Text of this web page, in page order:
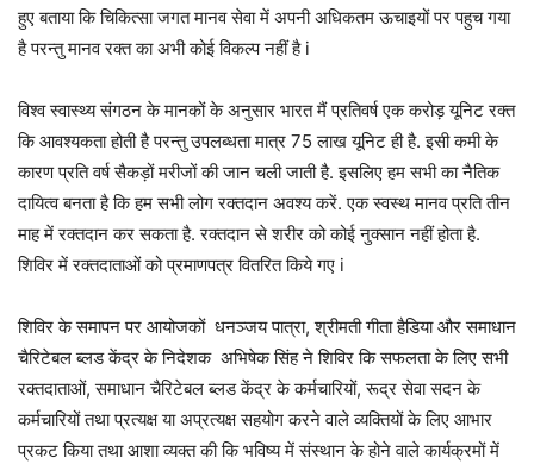
हुए बताया कि चिकित्सा जगत मानव सेवा में अपनी अधिकतम ऊचाइयों पर पहुच गया
है परन्तु मानव रक्त का अभी कोई विकल्प नहीं है i
विश्व स्वास्थ्य संगठन के मानकों के अनुसार भारत मैं प्रतिवर्ष एक करोड़ यूनिट रक्त
कि आवश्यकता होती है परन्तु उपलब्धता मात्र 75 लाख यूनिट ही है. इसी कमी के
कारण प्रति वर्ष सैकड़ों मरीजों की जान चली जाती है. इसलिए हम सभी का नैतिक
दायित्व बनता है कि हम सभी लोग रक्तदान अवश्य करें. एक स्वस्थ मानव प्रति तीन
माह में रक्तदान कर सकता है. रक्तदान से शरीर को कोई नुक्सान नहीं होता है.
शिविर में रक्तदाताओं को प्रमाणपत्र वितरित किये गए i
शिविर के समापन पर आयोजकों धनञ्जय पात्रा, श्रीमती गीता हैडिया और समाधान
चैरिटेबल ब्लड केंद्र के निदेशक अभिषेक सिंह ने शिविर कि सफलता के लिए सभी
रक्तदाताओं, समाधान चैरिटेबल ब्लड केंद्र के कर्मचारियों, रूद्र सेवा सदन के
कर्मचारियों तथा प्रत्यक्ष या अप्रत्यक्ष सहयोग करने वाले व्यक्तियों के लिए आभार
प्रकट किया तथा आशा व्यक्त की कि भविष्य में संस्थान के होने वाले कार्यक्रमों में